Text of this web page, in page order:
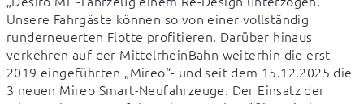
Unsere Fahrgäste können so von einer vollständig
runderneuerten Flotte profitieren. Darüber hinaus
verkehren auf der MittelrheinBahn weiterhin die erst
2019 eingeführten „Mireo“- und seit dem 15.12.2025 die
3 neuen Mireo Smart-Neufahrzeuge. Der Einsatz der